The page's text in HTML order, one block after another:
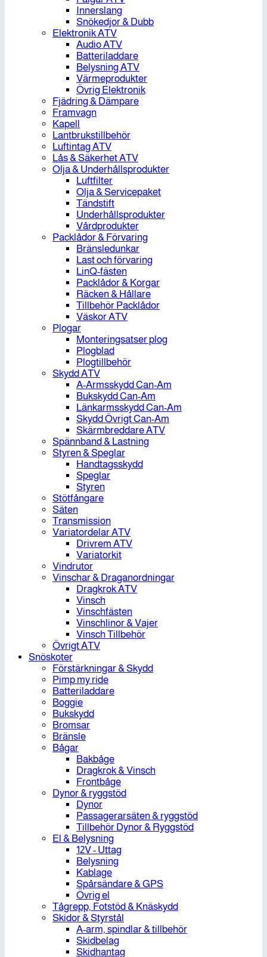
Innerslang
Snökedjor & Dubb
Elektronik ATV
Audio ATV
Batteriladdare
Belysning ATV
Värmeprodukter
Övrig Elektronik
Fjädring & Dämpare
Framvagn
Kapell
Lantbrukstillbehör
Luftintag ATV
Lås & Säkerhet ATV
Olja & Underhållsprodukter
Luftfilter
Olja & Servicepaket
Tändstift
Underhållsprodukter
Vårdprodukter
Packlådor & Förvaring
Bränsledunkar
Last och förvaring
LinQ-fästen
Packlådor & Korgar
Räcken & Hållare
Tillbehör Packlådor
Väskor ATV
Plogar
Monteringsatser plog
Plogblad
Plogtillbehör
Skydd ATV
A-Armsskydd Can-Am
Bukskydd Can-Am
Länkarmsskydd Can-Am
Skydd Övrigt Can-Am
Skärmbreddare ATV
Spännband & Lastning
Styren & Speglar
Handtagsskydd
Speglar
Styren
Stötfångare
Säten
Transmission
Variatordelar ATV
Drivrem ATV
Variatorkit
Vindrutor
Vinschar & Draganordningar
Dragkrok ATV
Vinsch
Vinschfästen
Vinschlinor & Vajer
Vinsch Tillbehör
Övrigt ATV
Snöskoter
Förstärkningar & Skydd
Pimp my ride
Batteriladdare
Boggie
Bukskydd
Bromsar
Bränsle
Bågar
Bakbåge
Dragkrok & Vinsch
Frontbåge
Dynor & ryggstöd
Dynor
Passagerarsäten & ryggstöd
Tillbehör Dynor & Ryggstöd
El & Belysning
12V - Uttag
Belysning
Kablage
Spårsändare & GPS
Övrig el
Tågrepp, Fotstöd & Knäskydd
Skidor & Styrstål
A-arm, spindlar & tillbehör
Skidbelag
Skidhantag